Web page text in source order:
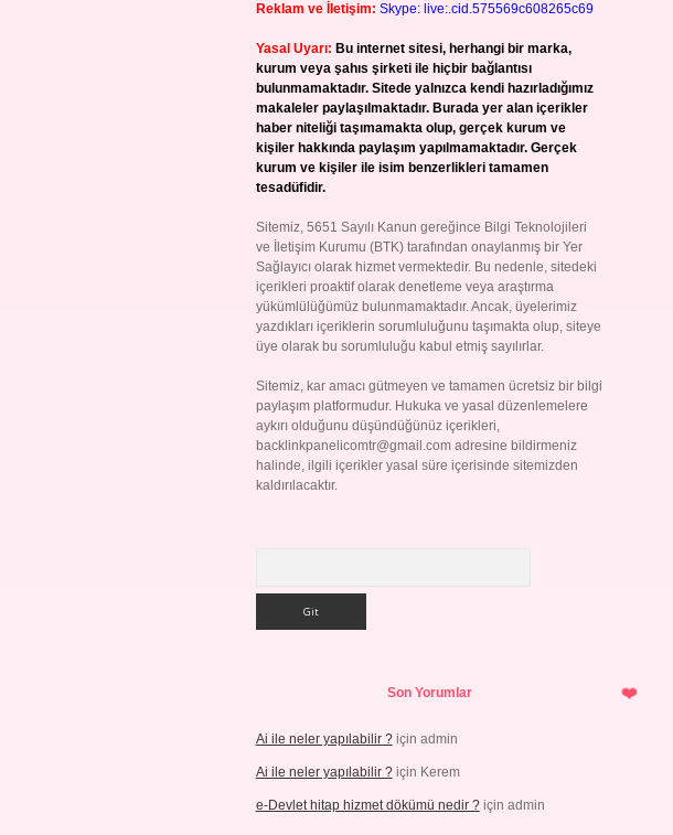
Reklam ve İletişim: Skype: live:.cid.575569c608265c69
Yasal Uyarı: Bu internet sitesi, herhangi bir marka,
kurum veya şahıs şirketi ile hiçbir bağlantısı
bulunmamaktadır. Sitede yalnızca kendi hazırladığımız
makaleler paylaşılmaktadır. Burada yer alan içerikler
haber niteliği taşımamakta olup, gerçek kurum ve
kişiler hakkında paylaşım yapılmamaktadır. Gerçek
kurum ve kişiler ile isim benzerlikleri tamamen
tesadüfidir.
Sitemiz, 5651 Sayılı Kanun gereğince Bilgi Teknolojileri
ve İletişim Kurumu (BTK) tarafından onaylanmış bir Yer
Sağlayıcı olarak hizmet vermektedir. Bu nedenle, sitedeki
içerikleri proaktif olarak denetleme veya araştırma
yükümlülüğümüz bulunmamaktadır. Ancak, üyelerimiz
yazdıkları içeriklerin sorumluluğunu taşımakta olup, siteye
üye olarak bu sorumluluğu kabul etmiş sayılırlar.
Sitemiz, kar amacı gütmeyen ve tamamen ücretsiz bir bilgi
paylaşım platformudur. Hukuka ve yasal düzenlemelere
aykırı olduğunu düşündüğünüz içerikleri,
backlinkpanelicomtr@gmail.comadresine bildirmeniz
halinde, ilgili içerikler yasal süre içerisinde sitemizden
kaldırılacaktır.
Son Yorumlar
Ai ile neler yapılabilir ?için admin
Ai ile neler yapılabilir ?için Kerem
e-Devlet hitap hizmet dökümü nedir ?için admin